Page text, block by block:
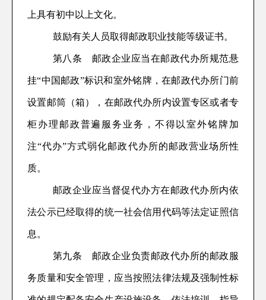
上具有初中以上文化。
鼓励有关人员取得邮政职业技能等级证书。
第八 条 邮政企业应当在邮政代办所规范悬
挂“中国邮政”标识和室外铭牌，在邮政代办所门前
设置邮筒（箱），在邮政代办所内设置专区或者专
柜办理邮政普遍服务业务，不得以室外铭牌加
注“代办”方式弱化邮政代办所的邮政营业场所性
质。
邮政企业应当督促代办方在邮政代办所内依
法公示已经取得的统一社会信用代码等法定证照信
息。
第九条 邮政企业负责邮政代办所的邮政服
务质量和安全管理，应当按照法律法规及强制性标